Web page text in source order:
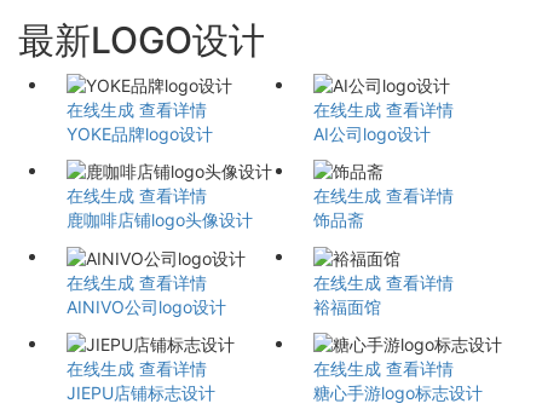
最新LOGO设计
在线生成 查看详情
YOKE品牌logo设计
在线生成 查看详情
AI公司logo设计
在线生成 查看详情
鹿咖啡店铺logo头像设计
在线生成 查看详情
饰品斋
在线生成 查看详情
AINIVO公司logo设计
在线生成 查看详情
裕福面馆
在线生成 查看详情
JIEPU店铺标志设计
在线生成 查看详情
糖心手游logo标志设计